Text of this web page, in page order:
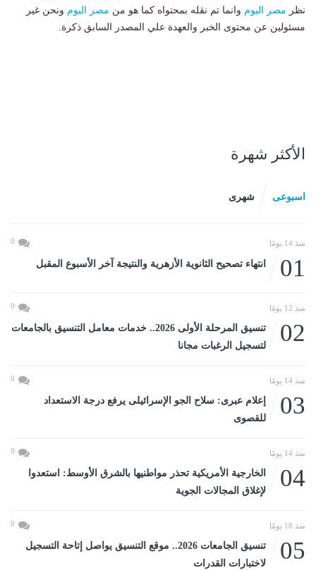
نظر مصر اليوم وانما تم نقله بمحتواه كما هو من مصر اليوم ونحن غير
مسئولين عن محتوى الخبر والعهدة علي المصدر السابق ذكرة.
الأكثر شهرة
اسبوعى شهرى
منذ 14 يومًا 0
01 انتهاء تصحيح الثانوية الأزهرية والنتيجة آخر الأسبوع المقبل
منذ 12 يومًا 0
02
تنسيق المرحلة الأولى 2026.. خدمات معامل التنسيق بالجامعات
لتسجيل الرغبات مجانا
منذ 14 يومًا 0
03
إعلام عبرى: سلاح الجو الإسرائيلى يرفع درجة الاستعداد
للقصوى
منذ 14 يومًا 0
04
الخارجية الأمريكية تحذر مواطنيها بالشرق الأوسط: استعدوا
لإغلاق المجالات الجوية
منذ 18 يومًا 0
05
تنسيق الجامعات 2026.. موقع التنسيق يواصل إتاحة التسجيل
لاختبارات القدرات